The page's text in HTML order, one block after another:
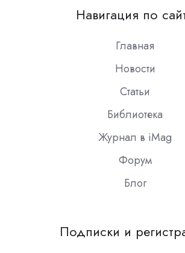
Slack
Навигация по
Главная
Новости
Статьи
Библиотека
Журнал в iMag
Форум
Блог
Подписки и